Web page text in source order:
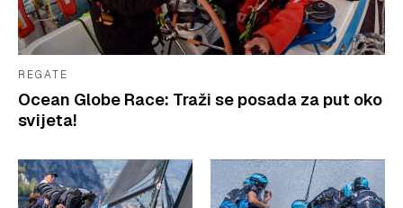
REGATE
Ocean Globe Race: Traži se posada za put oko
svijeta!